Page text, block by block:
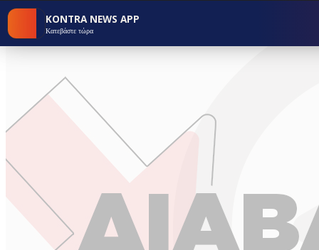
KONTRA NEWS APP
Κατεβάστε τώρα